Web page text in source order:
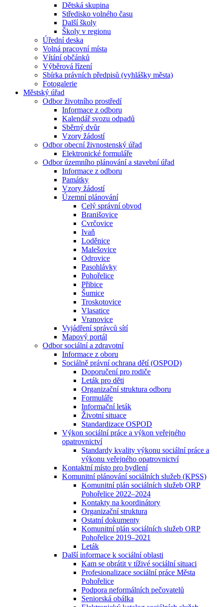
Dětská skupina
Středisko volného času
Další školy
Školy v regionu
Úřední deska
Volná pracovní místa
Vítání občánků
Výběrová řízení
Sbírka právních předpisů (vyhlášky města)
Fotogalerie
Městský úřad
Odbor životního prostředí
Informace z odboru
Kalendář svozu odpadů
Sběrný dvůr
Vzory žádostí
Odbor obecní živnostenský úřad
Elektronické formuláře
Odbor územního plánování a stavební úřad
Informace z odboru
Památky
Vzory žádostí
Územní plánování
Celý správní obvod
Branišovice
Cvrčovice
Ivaň
Loděnice
Malešovice
Odrovice
Pasohlávky
Pohořelice
Přibice
Šumice
Troskotovice
Vlasatice
Vranovice
Vyjádření správců sítí
Mapový portál
Odbor sociální a zdravotní
Informace z oboru
Sociálně právní ochrana dětí (OSPOD)
Doporučení pro rodiče
Leták pro děti
Organizační struktura odboru
Formuláře
Informační leták
Životní situace
Standardizace OSPOD
Výkon sociální práce a výkon veřejného
opatrovnictví
Standardy kvality výkonu sociální práce a
výkonu veřejného opatrovnictví
Kontaktní místo pro bydlení
Komunitní plánování sociálních služeb (KPSS)
Komunitní plán sociálních služeb ORP
Pohořelice 2022–2024
Kontakty na koordinátory
Organizační struktura
Ostatní dokumenty
Komunitní plán sociálních služeb ORP
Pohořelice 2019–2021
Leták
Další informace k sociální oblasti
Kam se obrátit v tíživé sociální situaci
Profesionalizace sociální práce Města
Pohořelice
Podpora neformálních pečovatelů
Seniorská obálka